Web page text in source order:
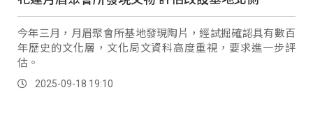
今年三月，月眉聚會所基地發現陶片，經試掘確認具有數百
年歷史的文化層，文化局文資科高度重視，要求進一步評
估。
2025-09-18 19:10